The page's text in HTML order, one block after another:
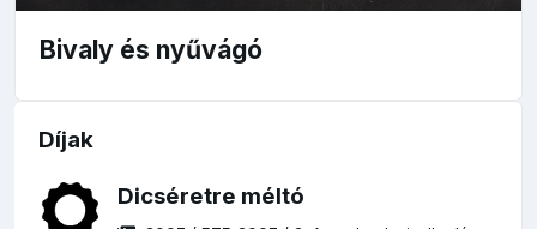
Bivaly és nyűvágó
Díjak
Dicséretre méltó